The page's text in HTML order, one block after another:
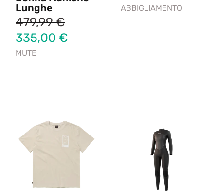
Lunghe
479,99€
335,00 €
MUTE
ABBIGLIAMENTO